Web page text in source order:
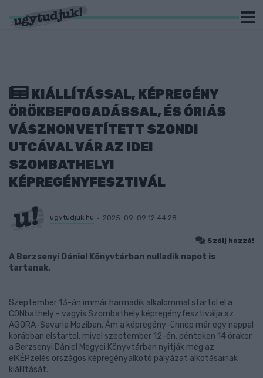
KIÁLLÍTÁSSAL, KÉPREGÉNY
ÖRÖKBEFOGADÁSSAL, ÉS ÓRIÁS
VÁSZNON VETÍTETT SZONDI
UTCÁVAL VÁR AZ IDEI
SZOMBATHELYI
KÉPREGÉNYFESZTIVÁL
ugytudjuk.hu 2025-09-09 12:44:28
Szólj hozzá!
A Berzsenyi Dániel Könyvtárban nulladik napot is
tartanak.
Szeptember 13-án immár harmadik alkalommal startol el a
CONbathely - vagyis Szombathely képregényfesztiválja az
AGORA-Savaria Moziban. Ám a képregény-ünnep már egy nappal
korábban elstartol, mivel szeptember 12-én, pénteken 14 órakor
a Berzsenyi Dániel Megyei Könyvtárban nyitják meg az
elKÉPzelés országos képregényalkotó pályázat alkotásainak
kiállítását.